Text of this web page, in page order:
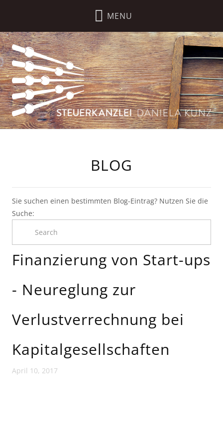
BLOG
Sie suchen einen bestimmten Blog-Eintrag? Nutzen Sie die
Suche:
Finanzierung von Start-ups
- Neureglung zur
Verlustverrechnung bei
Kapitalgesellschaften
April 10, 2017